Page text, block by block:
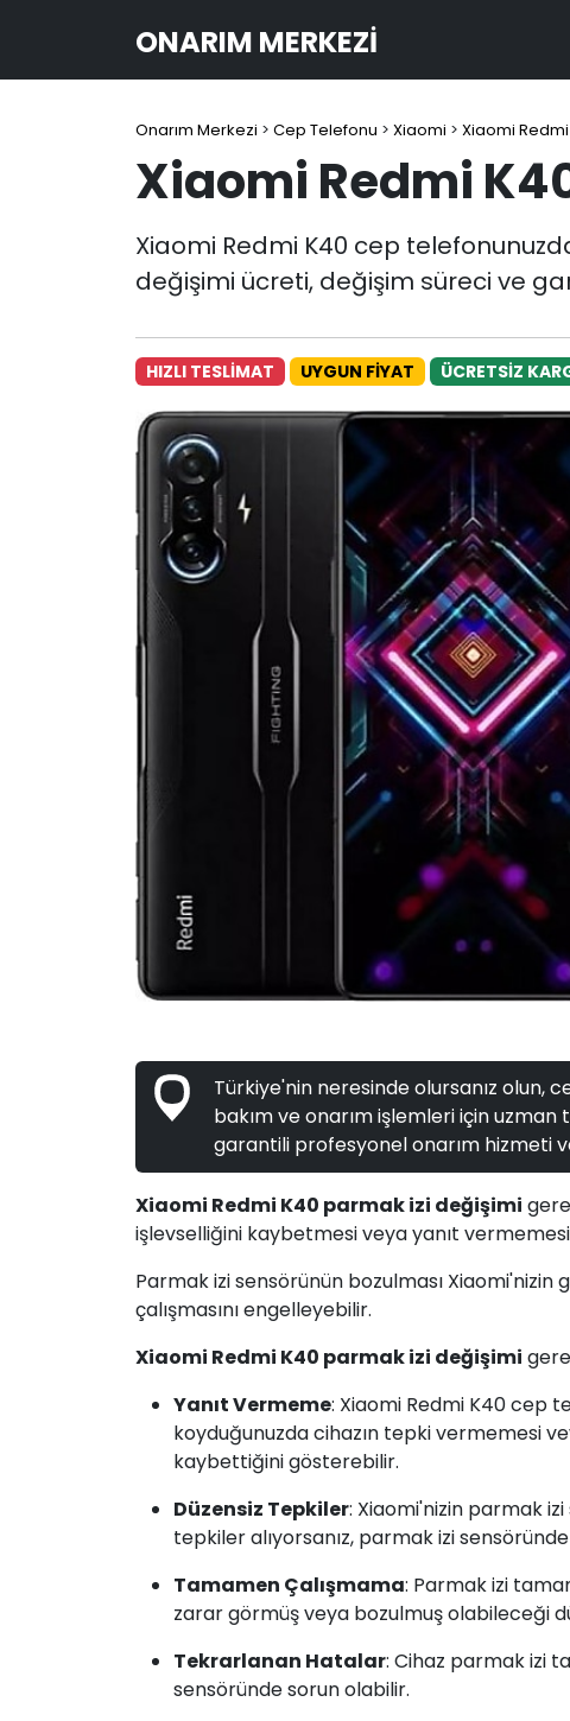
ONARIM MERKEZI
Onarım Merkezi > Cep Telefonu > Xiaomi > Xiaomi
Xiaomi Redmi
Xiaomi Redmi K40 cep
değişimi ücreti, değişim süreci ve
HIZLI TESLİMAT UYGUN FİYAT ÜCRETSİZ
Türkiye'nin neresinde olursanız olun,
bakım ve onarım işlemleri için
garantili profesyonel onarım hizmeti
Xiaomi Redmi K40 parmak izi değişimi
işlevselliğini kaybetmesi veya yanıt
Parmak izi sensörünün bozulması
çalışmasını engelleyebilir.
Xiaomi Redmi K40 parmak izi değişimi
Yanıt Vermeme: Xiaomi Redmi K40 cep
koyduğunuzda cihazın tepki vermemesi
kaybettiğini gösterebilir.
Düzensiz Tepkiler: Xiaomi'nizin parmak
tepkiler alıyorsanız, parmak izi
Tamamen Çalışmama: Parmak izi
zarar görmüş veya bozulmuş olabileceği
Tekrarlanan Hatalar: Cihaz parmak izi
sensöründe sorun olabilir.